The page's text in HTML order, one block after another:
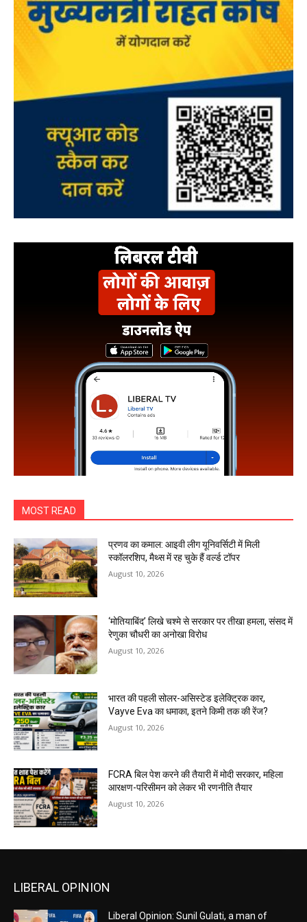
MOST READ
प्रणव का कमाल: आइवी लीग यूनिवर्सिटी में मिली
स्कॉलरशिप, मैथ्स में रह चुके हैं वर्ल्ड टॉपर
August 10, 2026
‘मोतियाबिंद’ लिखे चश्मे से सरकार पर तीखा हमला, संसद में
रेणुका चौधरी का अनोखा विरोध
August 10, 2026
भारत की पहली सोलर-असिस्टेड इलेक्ट्रिक कार,
Vayve Eva का धमाका, इतने किमी तक की रेंज?
August 10, 2026
FCRA बिल पेश करने की तैयारी में मोदी सरकार, महिला
आरक्षण-परिसीमन को लेकर भी रणनीति तैयार
August 10, 2026
LIBERAL OPINION
Liberal Opinion: Sunil Gulati, a man of